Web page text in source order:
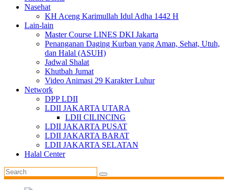
Nasehat
KH Aceng Karimullah Idul Adha 1442 H
Lain-lain
Master Course LINES DKI Jakarta
Penanganan Daging Kurban yang Aman, Sehat, Utuh,
dan Halal (ASUH)
Jadwal Shalat
Khutbah Jumat
Video Animasi 29 Karakter Luhur
Network
DPP LDII
LDII JAKARTA UTARA
LDII CILINCING
LDII JAKARTA PUSAT
LDII JAKARTA BARAT
LDII JAKARTA SELATAN
Halal Center